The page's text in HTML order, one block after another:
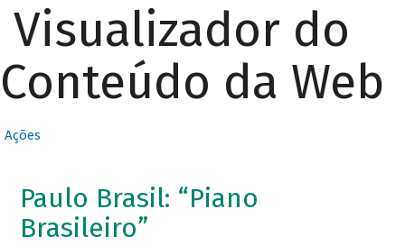
Visualizador do
Conteúdo da Web
Ações
Paulo Brasil: “Piano
Brasileiro”